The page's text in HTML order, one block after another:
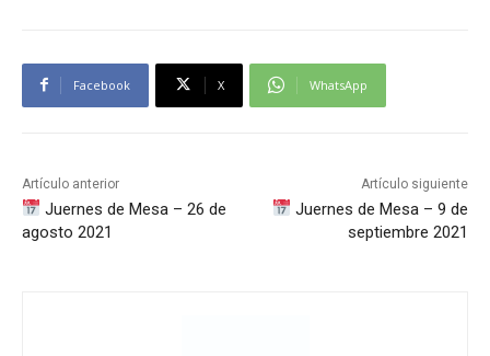
Facebook X WhatsApp
Artículo anterior
Juernes de Mesa – 26 de
agosto 2021
Artículo siguiente
Juernes de Mesa – 9 de
septiembre 2021